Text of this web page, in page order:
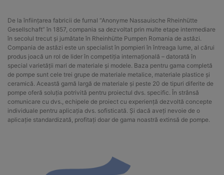
De la înființarea fabricii de furnal “Anonyme Nassauische Rheinhütte
Gesellschaft” în 1857, compania sa dezvoltat prin multe etape intermediare
în secolul trecut și jumătate în Rheinhütte Pumpen Romania de astăzi.
Compania de astăzi este un specialist în pompieri în întreaga lume, al cărui
produs joacă un rol de lider în competiția internațională – datorată în
special varietății mari de materiale și modele. Baza pentru gama completă
de pompe sunt cele trei grupe de materiale metalice, materiale plastice și
ceramică. Această gamă largă de materiale și peste 20 de tipuri diferite de
pompe oferă soluția potrivită pentru proiectul dvs. specific. În strânsă
comunicare cu dvs., echipele de proiect cu experiență dezvoltă concepte
individuale pentru aplicația dvs. sofisticată. Și dacă aveți nevoie de o
aplicație standardizată, profitați doar de gama noastră extinsă de pompe.